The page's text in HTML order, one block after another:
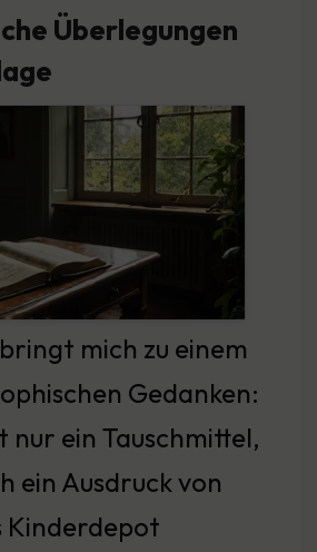
Überlegungen
mich zu einem
Gedanken:
nur ein Tauschmittel,
ein Ausdruck von
Kinderdepot